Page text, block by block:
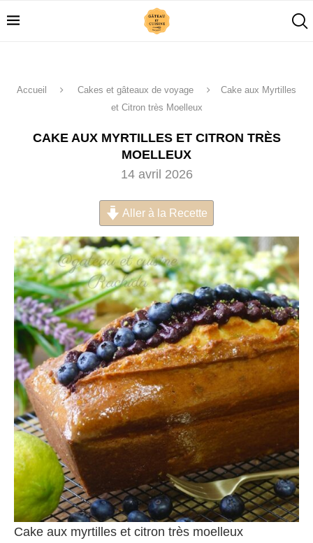
Accueil Cakes et gâteaux de voyage
Cake aux Myrtilles
et Citron très Moelleux
CAKE AUX MYRTILLES ET CITRON TRÈS
MOELLEUX
14 avril 2026
Aller à la Recette
Cake aux myrtilles et citron très moelleux